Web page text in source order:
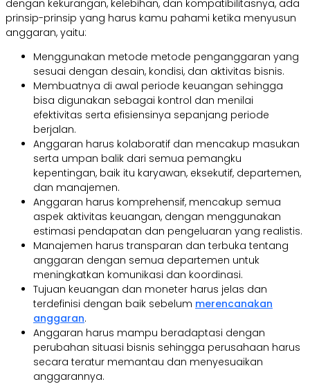
dengan kekurangan, kelebihan, dan kompatibilitasnya, ada
prinsip-prinsip yang harus kamu pahami ketika menyusun
anggaran, yaitu:
Menggunakan metode metode penganggaran yang
sesuai dengan desain, kondisi, dan aktivitas bisnis.
Membuatnya di awal periode keuangan sehingga
bisa digunakan sebagai kontrol dan menilai
efektivitas serta efisiensinya sepanjang periode
berjalan.
Anggaran harus kolaboratif dan mencakup masukan
serta umpan balik dari semua pemangku
kepentingan, baik itu karyawan, eksekutif, departemen,
dan manajemen.
Anggaran harus komprehensif, mencakup semua
aspek aktivitas keuangan, dengan menggunakan
estimasi pendapatan dan pengeluaran yang realistis.
Manajemen harus transparan dan terbuka tentang
anggaran dengan semua departemen untuk
meningkatkan komunikasi dan koordinasi.
Tujuan keuangan dan moneter harus jelas dan
terdefinisi dengan baik sebelum merencanakan
anggaran.
Anggaran harus mampu beradaptasi dengan
perubahan situasi bisnis sehingga perusahaan harus
secara teratur memantau dan menyesuaikan
anggarannya.